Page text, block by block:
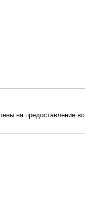
на предоставление